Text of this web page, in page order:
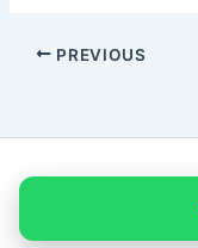
PREVIOUS